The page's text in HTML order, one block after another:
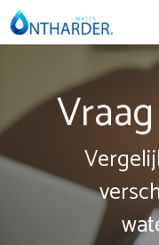
Spring
naar